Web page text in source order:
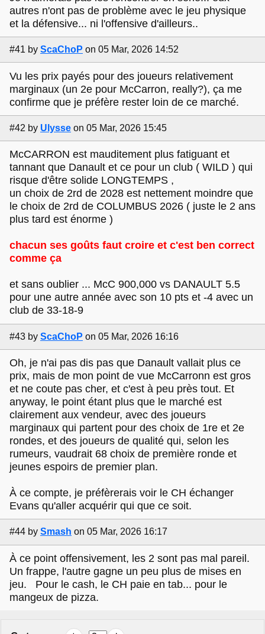
autres n'ont pas de problème avec le jeu physique
et la défensive... ni l'offensive d'ailleurs..
#41 by ScaChoP on 05 Mar, 2026 14:52
Vu les prix payés pour des joueurs relativement
marginaux (un 2e pour McCarron, really?), ça me
confirme que je préfère rester loin de ce marché.
#42 by Ulysse on 05 Mar, 2026 15:45
McCARRON est mauditement plus fatiguant et
tannant que Danault et ce pour un club ( WILD ) qui
risque d'être solide LONGTEMPS ,
un choix de 2rd de 2028 est nettement moindre que
le choix de 2rd de COLUMBUS 2026 ( juste le 2 ans
plus tard est énorme )
chacun ses goûts faut croire et c'est ben correct
comme ça
et sans oublier ... McC 900,000 vs DANAULT 5.5
pour une autre année avec son 10 pts et -4 avec un
club de 33-18-9
#43 by ScaChoP on 05 Mar, 2026 16:16
Oh, je n'ai pas dis pas que Danault vallait plus ce
prix, mais de mon point de vue McCarronn est gros
et ne coute pas cher, et c'est à peu près tout. Et
anyway, le point étant plus que le marché est
clairement aux vendeur, avec des joueurs
marginaux qui partent pour des choix de 1re et 2e
rondes, et des joueurs de qualité qui, selon les
rumeurs, vaudrait 68 choix de première ronde et
jeunes espoirs de premier plan.
À ce compte, je préfèrerais voir le CH échanger
Evans qu'aller acquérir qui que ce soit.
#44 by Smash on 05 Mar, 2026 16:17
À ce point offensivement, les 2 sont pas mal pareil.
Un frappe, l'autre gagne un peu plus de mises en
jeu. Pour le cash, le CH paie en tab... pour le
mangeux de pizza.